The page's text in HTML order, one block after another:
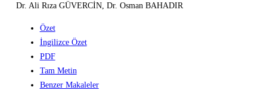
Dr. Ali Rıza GÜVERCİN, Dr. Osman BAHADIR
Özet
İngilizce Özet
PDF
Tam Metin
Benzer Makaleler